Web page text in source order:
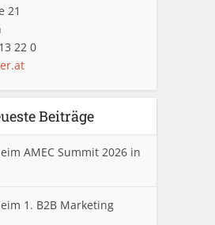
21
22 0
Beiträge
AMEC Summit 2026 in
1. B2B Marketing